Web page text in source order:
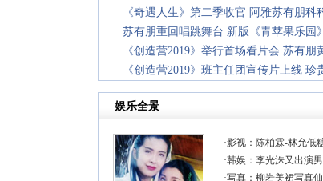
《奇遇人生》第二季收官 阿雅苏有朋科
苏有朋重回唱跳舞台 新版《青苹果乐园
《创造营2019》举行首场看片会 苏有
《创造营2019》班主任团宣传片上线